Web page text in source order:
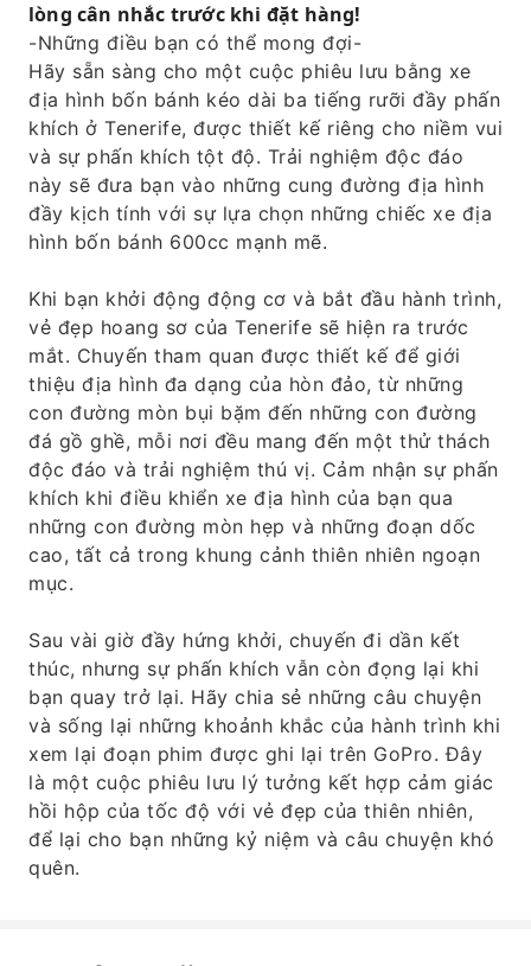
lòng cân nhắc trước khi đặt hàng!
-Những điều bạn có thể mong đợi-
Hãy sẵn sàng cho một cuộc phiêu lưu bằng xe
địa hình bốn bánh kéo dài ba tiếng rưỡi đầy phấn
khích ở Tenerife, được thiết kế riêng cho niềm vui
và sự phấn khích tột độ. Trải nghiệm độc đáo
này sẽ đưa bạn vào những cung đường địa hình
đầy kịch tính với sự lựa chọn những chiếc xe địa
hình bốn bánh 600cc mạnh mẽ.
Khi bạn khởi động động cơ và bắt đầu hành trình,
vẻ đẹp hoang sơ của Tenerife sẽ hiện ra trước
mắt. Chuyến tham quan được thiết kế để giới
thiệu địa hình đa dạng của hòn đảo, từ những
con đường mòn bụi bặm đến những con đường
đá gồ ghề, mỗi nơi đều mang đến một thử thách
độc đáo và trải nghiệm thú vị. Cảm nhận sự phấn
khích khi điều khiển xe địa hình của bạn qua
những con đường mòn hẹp và những đoạn dốc
cao, tất cả trong khung cảnh thiên nhiên ngoạn
mục.
Sau vài giờ đầy hứng khởi, chuyến đi dần kết
thúc, nhưng sự phấn khích vẫn còn đọng lại khi
bạn quay trở lại. Hãy chia sẻ những câu chuyện
và sống lại những khoảnh khắc của hành trình khi
xem lại đoạn phim được ghi lại trên GoPro. Đây
là một cuộc phiêu lưu lý tưởng kết hợp cảm giác
hồi hộp của tốc độ với vẻ đẹp của thiên nhiên,
để lại cho bạn những kỷ niệm và câu chuyện khó
quên.